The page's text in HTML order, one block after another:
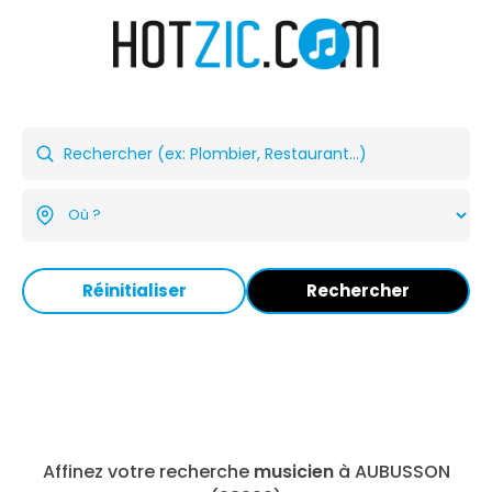
Réinitialiser Rechercher
Affinez votre recherche musicienà AUBUSSON